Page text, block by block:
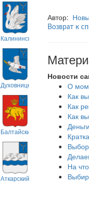
Калининский
Духовницкий
Балтайский
Аткарский
Автор:
Возврат к
Новости
О
Как
Как
Как
На